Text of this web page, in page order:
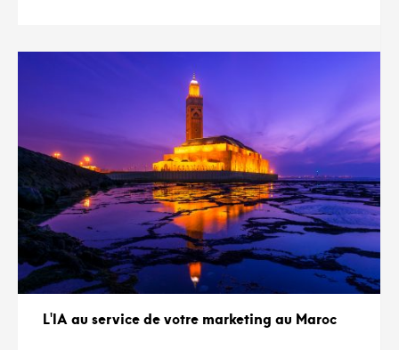
L'IA au service de votre marketing au Maroc